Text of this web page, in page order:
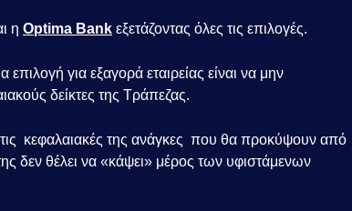
η Optima Bank εξετάζοντας όλες τις επιλογές.
για εξαγορά εταιρείας είναι να μην
δείκτες της Τράπεζας.
κεφαλαιακές της ανάγκες που θα προκύψουν από
δεν θέλει να «κάψει» μέρος των υφιστάμενων